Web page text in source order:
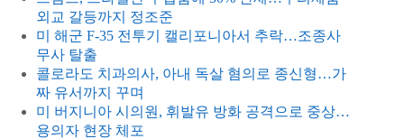
외교 갈등까지 정조준
미 해군 F-35 전투기 캘리포니아서 추락…조종사
무사 탈출
콜로라도 치과의사, 아내 독살 혐의로 종신형…가
짜 유서까지 꾸며
미 버지니아 시의원, 휘발유 방화 공격으로 중상…
용의자 현장 체포